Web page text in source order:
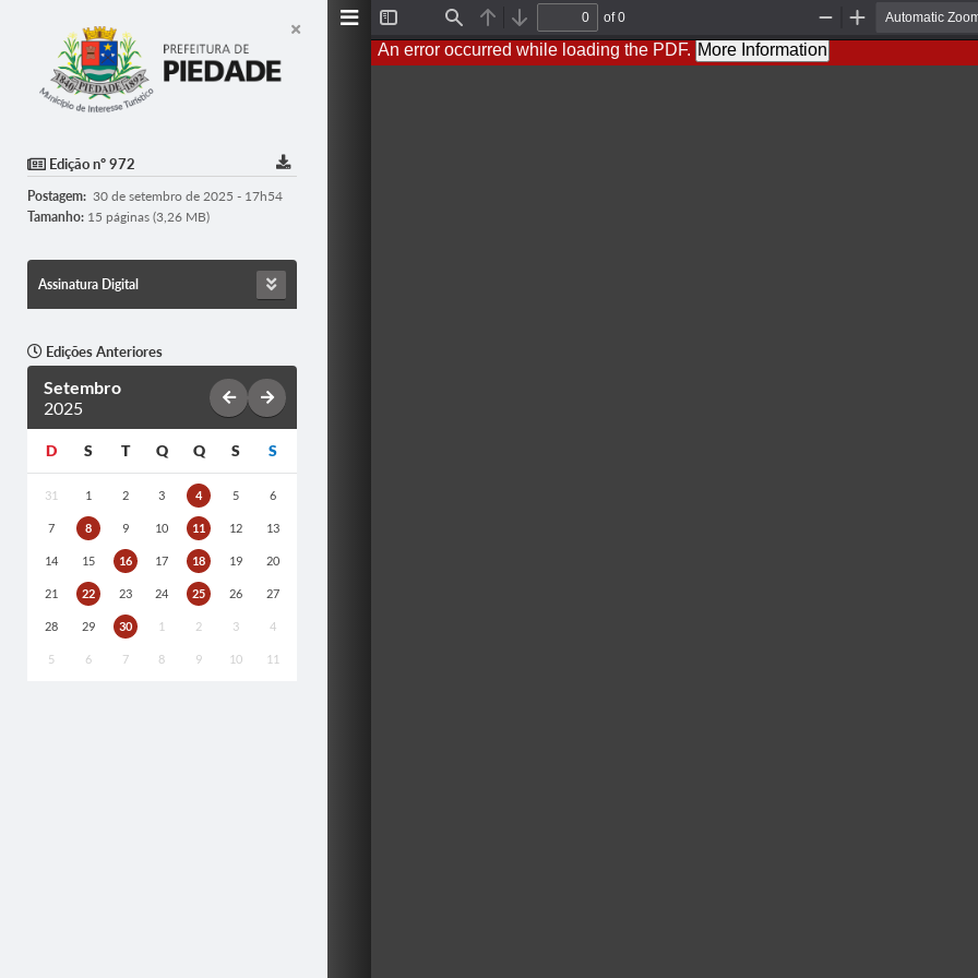
Edição nº 972
Postagem: 30 de setembro de 2025 - 17h54
Tamanho: 15 páginas (3,26 MB)
Assinatura Digital
Edições Anteriores
Setembro
2025
D S T Q Q S S
31 1 2 3 4 5 6
7 8 9 10 11 12 13
14 15 16 17 18 19 20
21 22 23 24 25 26 27
28 29 30 1 2 3 4
5 6 7 8 9 10 11
Sidebar
Find Previous
Next
of 0
Out
An error occurred while loading the PDF. More Information